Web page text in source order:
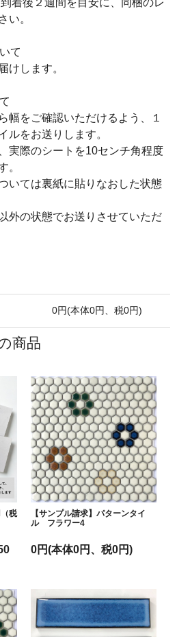
着後２週間を目安に、同梱のレ
い。
て
けします。
幅をご確認いただけるよう、１
ルをお送りします。
実際のシートを10センチ角程度
。
いては裏紙に貼りなおした状態
外の状態でお送りさせていただ
0円(本体0円、税0円)
商品
税
【サンプル請求】パターンタイ
ル フラワー4
0円(本体0円、税0円)